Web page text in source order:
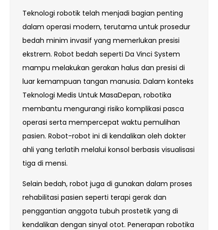
Teknologi robotik telah menjadi bagian penting
dalam operasi modern, terutama untuk prosedur
bedah minim invasif yang memerlukan presisi
ekstrem. Robot bedah seperti Da Vinci System
mampu melakukan gerakan halus dan presisi di
luar kemampuan tangan manusia. Dalam konteks
Teknologi Medis Untuk MasaDepan, robotika
membantu mengurangi risiko komplikasi pasca
operasi serta mempercepat waktu pemulihan
pasien. Robot-robot ini di kendalikan oleh dokter
ahli yang terlatih melalui konsol berbasis visualisasi
tiga di mensi.
Selain bedah, robot juga di gunakan dalam proses
rehabilitasi pasien seperti terapi gerak dan
penggantian anggota tubuh prostetik yang di
kendalikan dengan sinyal otot. Penerapan robotika